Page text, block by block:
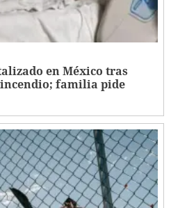
en México tras
familia pide